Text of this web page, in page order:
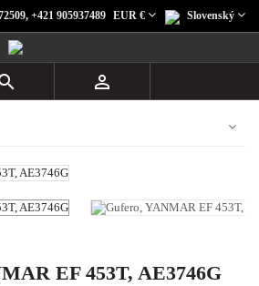
+421 905937489 Slovenský
EUR €

EF 453T, AE3746G